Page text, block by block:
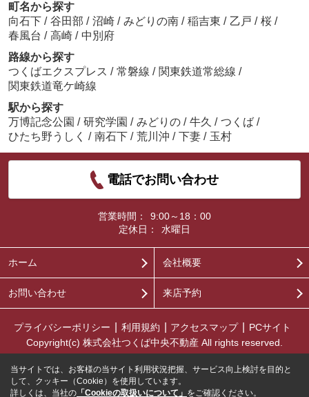
町名から探す
向石下 / 谷田部 / 沼崎 / みどりの南 / 稲吉東 / 乙戸 / 桜 /
春風台 / 高崎 / 中別府
路線から探す
つくばエクスプレス / 常磐線 / 関東鉄道常総線 /
関東鉄道竜ケ崎線
駅から探す
万博記念公園 / 研究学園 / みどりの / 牛久 / つくば /
ひたち野うしく / 南石下 / 荒川沖 / 下妻 / 玉村
電話でお問い合わせ
営業時間：
9:00～18：00
定休日：
水曜日
ホーム 会社概要
お問い合わせ 来店予約
プライバシーポリシー 利用規約 アクセスマップ
PCサイト
Copyright(c) 株式会社つくば中央不動産 All rights reserved.
当サイトでは、お客様の当サイト利用状況把握、サービス向上検討を目的と
して、クッキー（Cookie）を使用しています。
詳しくは、当社の 「Cookieの取扱いについて」 をご確認ください。